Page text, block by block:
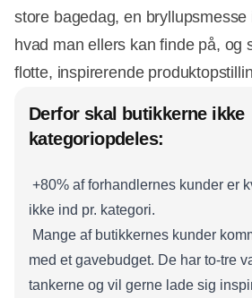
store bagedag, en
hvad man ellers kan finde på, og
flotte, inspirerende
Derfor skal butikkerne ikke
kategoriopdeles:
 +80% af forhandlernes kunder er
ikke ind pr. kategori.
 Mange af butikkernes kunder
med et gavebudget. De har to-tre
tankerne og vil gerne lade sig